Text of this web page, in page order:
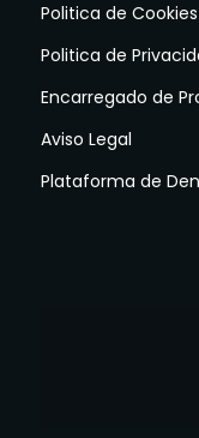
Politica de Cookies
Politica de
Encarregado de
Aviso Legal
Plataforma de